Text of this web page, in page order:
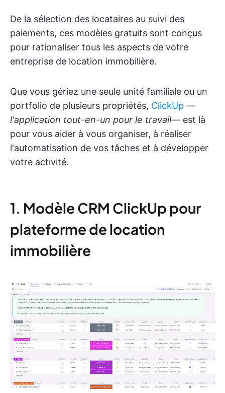
De la sélection des locataires au suivi des
paiements, ces modèles gratuits sont conçus
pour rationaliser tous les aspects de votre
entreprise de location immobilière.
Que vous gériez une seule unité familiale ou un
portfolio de plusieurs propriétés, ClickUp —
l'application tout-en-un pour le travail— est là
pour vous aider à vous organiser, à réaliser
l'automatisation de vos tâches et à développer
votre activité.
1. Modèle CRM ClickUp pour
plateforme de location
immobilière